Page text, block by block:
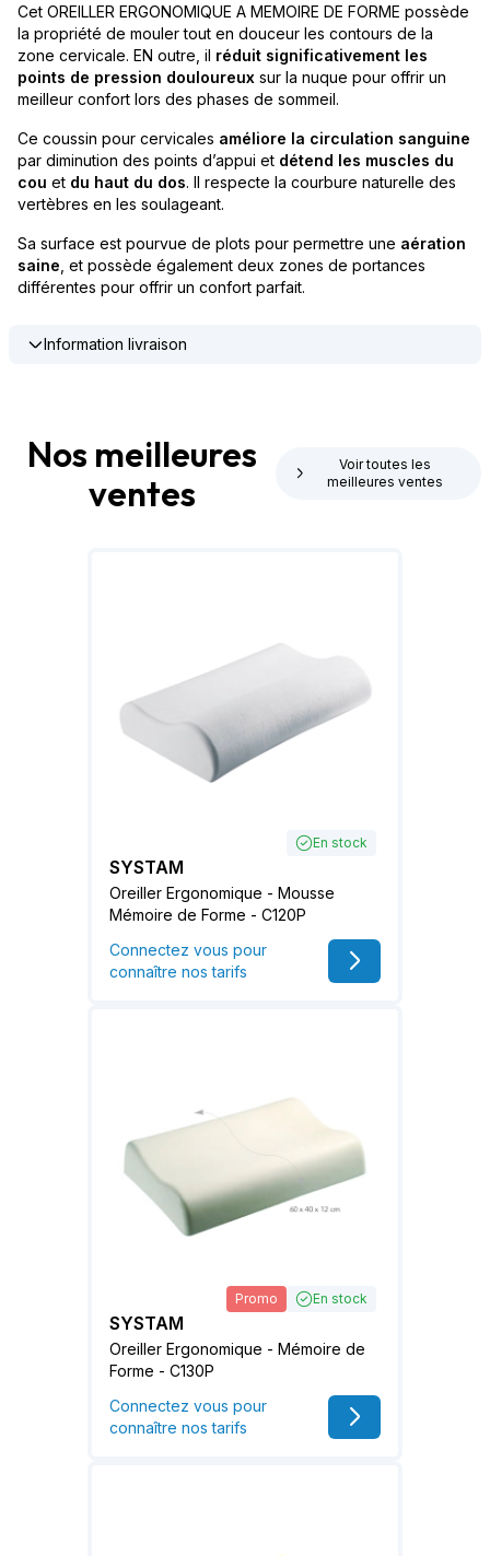
Cet OREILLER ERGONOMIQUE A MEMOIRE DE FORME possède
la propriété de mouler tout en douceur les contours de la
zone cervicale. EN outre, il réduit significativement les
points de pression douloureux sur la nuque pour offrir un
meilleur confort lors des phases de sommeil.
Ce coussin pour cervicales améliore la circulation sanguine
par diminution des points d’appui et détend les muscles du
cou et du haut du dos. Il respecte la courbure naturelle des
vertèbres en les soulageant.
Sa surface est pourvue de plots pour permettre une aération
saine , et possède également deux zones de portances
différentes pour offrir un confort parfait.
Information livraison
Nos meilleures
ventes
Voir toutes les
meilleures ventes
En stock
SYSTAM
Oreiller Ergonomique - Mousse
Mémoire de Forme - C120P
Connectez vous pour
connaître nos tarifs
Promo En stock
SYSTAM
Oreiller Ergonomique - Mémoire de
Forme - C130P
Connectez vous pour
connaître nos tarifs